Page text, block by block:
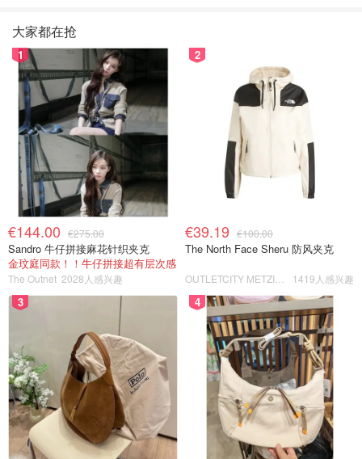
大家都在抢
1
€144.00 €275.00
Sandro 牛仔拼接麻花针织夹克
金玟庭同款！！牛仔拼接超有层次感
The Outnet 2028人感兴趣
2
€39.19 €100.00
The North Face Sheru 防风夹克
1419人感兴趣
3 4